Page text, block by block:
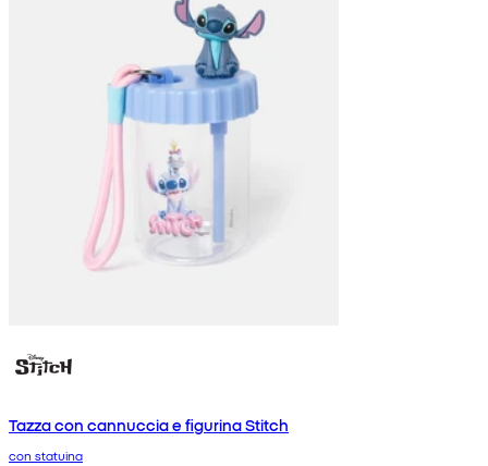
Tazza con cannuccia e figurina Stitch
con statuina